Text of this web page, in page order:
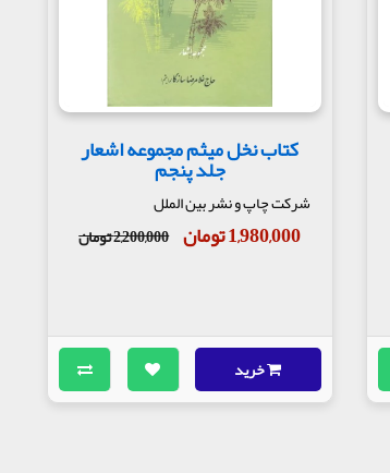
کتاب نخل میثم مجموعه اشعار
جلد پنجم
شرکت چاپ و نشر بین الملل
1,980,000 تومان 2,200,000 تومان
خرید